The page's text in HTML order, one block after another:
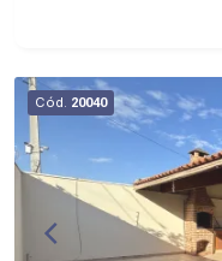
Sul, Zona Leste,
Venda, Compra e
Imóveis - sede
Cód. 20040